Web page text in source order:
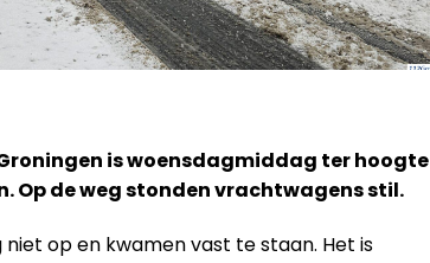
is woensdagmiddag ter hoogte
Op de weg stonden vrachtwagens stil.
op en kwamen vast te staan. Het is